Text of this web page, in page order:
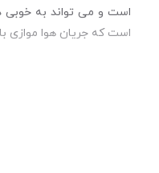
است و می تواند به خوبی
است که جریان هوا موازی